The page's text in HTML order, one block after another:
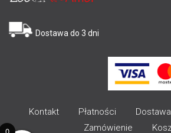
Dostawa do 3 dni
Kontakt Płatności Dostawa
Zamówienie